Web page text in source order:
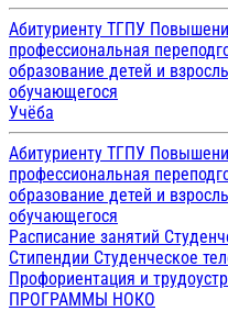
Абитуриенту ТГПУ
профессиональная
образование детей и
обучающегося
Учёба
Абитуриенту ТГПУ
профессиональная
образование детей и
обучающегося
Расписание занятий
Стипендии Студенческое
Профориентация и
ПРОГРАММЫ НОКО